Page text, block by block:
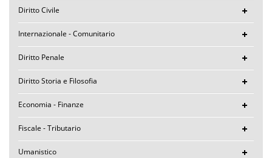
Diritto Civile
Internazionale - Comunitario
Diritto Penale
Diritto Storia e Filosofia
Economia - Finanze
Fiscale - Tributario
Umanistico